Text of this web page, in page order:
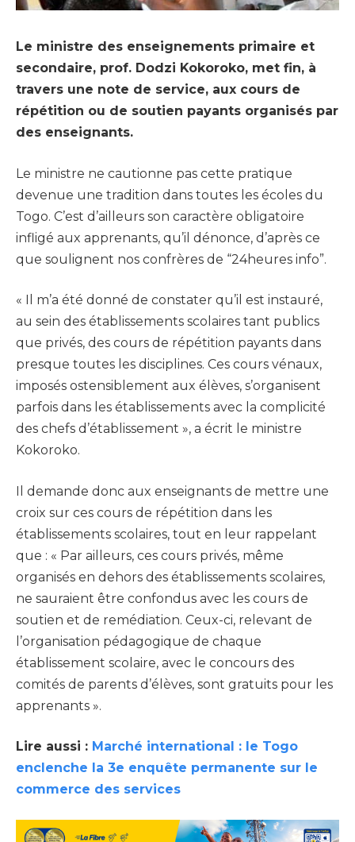
Le ministre des enseignements primaire et
secondaire, prof. Dodzi Kokoroko, met fin, à
travers une note de service, aux cours de
répétition ou de soutien payants organisés par
des enseignants.
Le ministre ne cautionne pas cette pratique
devenue une tradition dans toutes les écoles du
Togo. C’est d’ailleurs son caractère obligatoire
infligé aux apprenants, qu’il dénonce, d’après ce
que soulignent nos confrères de “24heures info”.
« Il m’a été donné de constater qu’il est instauré,
au sein des établissements scolaires tant publics
que privés, des cours de répétition payants dans
presque toutes les disciplines. Ces cours vénaux,
imposés ostensiblement aux élèves, s’organisent
parfois dans les établissements avec la complicité
des chefs d’établissement », a écrit le ministre
Kokoroko.
Il demande donc aux enseignants de mettre une
croix sur ces cours de répétition dans les
établissements scolaires, tout en leur rappelant
que : « Par ailleurs, ces cours privés, même
organisés en dehors des établissements scolaires,
ne sauraient être confondus avec les cours de
soutien et de remédiation. Ceux-ci, relevant de
l’organisation pédagogique de chaque
établissement scolaire, avec le concours des
comités de parents d’élèves, sont gratuits pour les
apprenants ».
Lire aussi : Marché international : le Togo
enclenche la 3e enquête permanente sur le
commerce des services